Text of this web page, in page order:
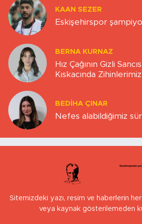
KAAN SEZER
Eskişehirspor
BERNA KURNAZ
Hız Çağının Gizli
Kıskacında Zihinlerimiz
BEDIHA ÇINAR
Nefes alabildiğimiz
Sitemizdeki yazı, resim ve haberlerin her
veya kaynak gösterilemeden